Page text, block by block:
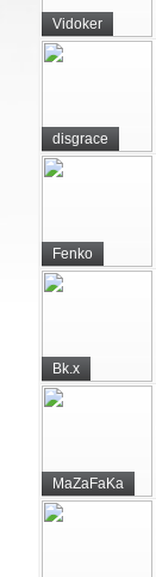
Vidoker
disgrace
Fenko
Bk.x
MaZaFaKa